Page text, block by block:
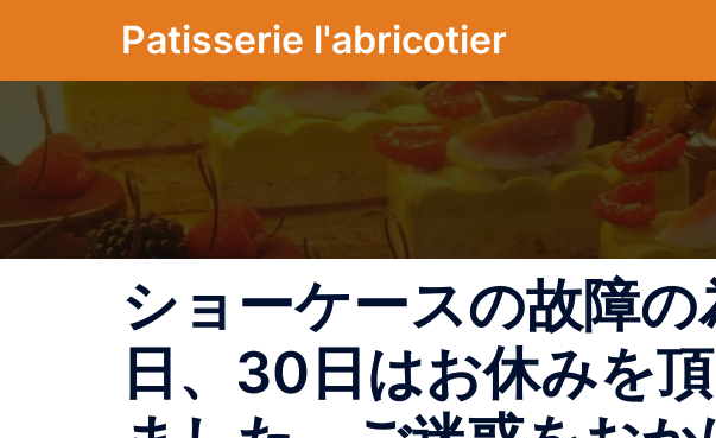
テ
へ
キ
ッ
Patisserie l'abricotier
ショーケースの故障
日、30日はお休みを